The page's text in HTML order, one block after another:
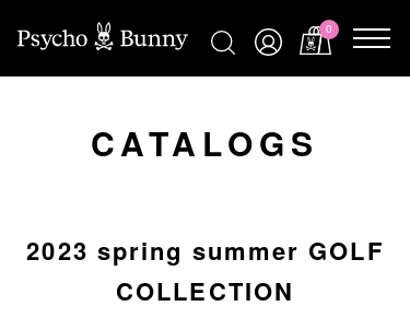
0
CATALOGS
2023 spring summer GOLF
COLLECTION